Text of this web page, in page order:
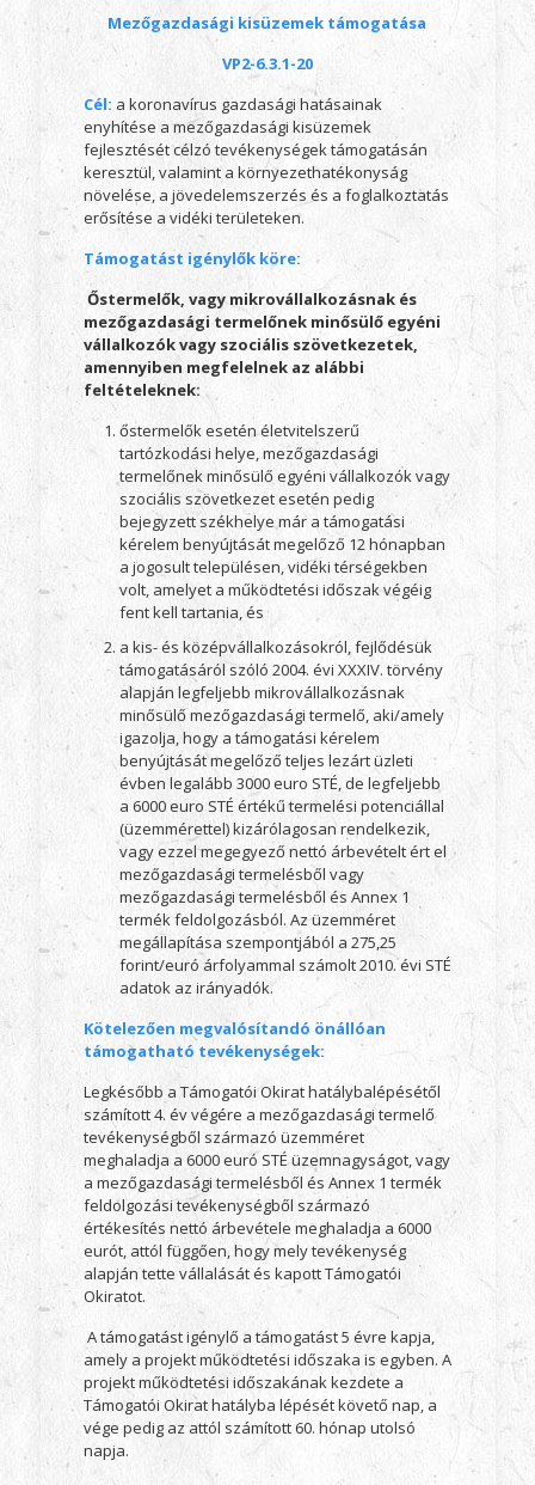
Mezőgazdasági kisüzemek támogatása
VP2-6.3.1-20
Cél: a koronavírus gazdasági hatásainak
enyhítése a mezőgazdasági kisüzemek
fejlesztését célzó tevékenységek támogatásán
keresztül, valamint a környezethatékonyság
növelése, a jövedelemszerzés és a foglalkoztatás
erősítése a vidéki területeken.
Támogatást igénylők köre:
Őstermelők, vagy mikrovállalkozásnak és
mezőgazdasági termelőnek minősülő egyéni
vállalkozók vagy szociális szövetkezetek,
amennyiben megfelelnek az alábbi
feltételeknek:
őstermelők esetén életvitelszerű
tartózkodási helye, mezőgazdasági
termelőnek minősülő egyéni vállalkozók vagy
szociális szövetkezet esetén pedig
bejegyzett székhelye már a támogatási
kérelem benyújtását megelőző 12 hónapban
a jogosult településen, vidéki térségekben
volt, amelyet a működtetési időszak végéig
fent kell tartania, és
a kis- és középvállalkozásokról, fejlődésük
támogatásáról szóló 2004. évi XXXIV. törvény
alapján legfeljebb mikrovállalkozásnak
minősülő mezőgazdasági termelő, aki/amely
igazolja, hogy a támogatási kérelem
benyújtását megelőző teljes lezárt üzleti
évben legalább 3000 euro STÉ, de legfeljebb
a 6000 euro STÉ értékű termelési potenciállal
(üzemmérettel) kizárólagosan rendelkezik,
vagy ezzel megegyező nettó árbevételt ért el
mezőgazdasági termelésből vagy
mezőgazdasági termelésből és Annex 1
termék feldolgozásból. Az üzemméret
megállapítása szempontjából a 275,25
forint/euró árfolyammal számolt 2010. évi STÉ
adatok az irányadók.
Kötelezően megvalósítandó önállóan
támogatható tevékenységek:
Legkésőbb a Támogatói Okirat hatálybalépésétől
számított 4. év végére a mezőgazdasági termelő
tevékenységből származó üzemméret
meghaladja a 6000 euró STÉ üzemnagyságot, vagy
a mezőgazdasági termelésből és Annex 1 termék
feldolgozási tevékenységből származó
értékesítés nettó árbevétele meghaladja a 6000
eurót, attól függően, hogy mely tevékenység
alapján tette vállalását és kapott Támogatói
Okiratot.
A támogatást igénylő a támogatást 5 évre kapja,
amely a projekt működtetési időszaka is egyben. A
projekt működtetési időszakának kezdete a
Támogatói Okirat hatályba lépését követő nap, a
vége pedig az attól számított 60. hónap utolsó
napja.